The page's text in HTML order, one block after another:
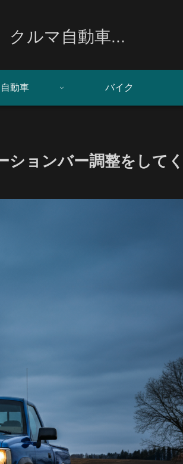
クルマ自動車...
自動車 バイク
ションバー調整をしてく